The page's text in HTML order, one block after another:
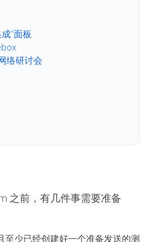
”面板
络研讨会
之前，有几件事需要准备
至少已经创建好一个准备发送的测